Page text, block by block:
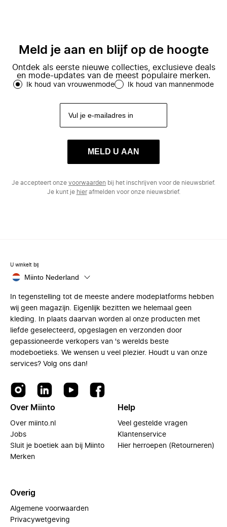
Meld je aan en blijf op de hoogte
Ontdek als eerste nieuwe collecties, exclusieve deals
en mode-updates van de meest populaire merken.
Ik houd van vrouwenmode Ik houd van mannenmode
MELD U AAN
Je accepteert onze voorwaarden bij het inschrijven voor de nieuwsbrief.
Je kunt je hierafmelden voor onze nieuwsbrief.
U winkelt bij
Miinto Nederland
In tegenstelling tot de meeste andere modeplatforms hebben
wij geen magazijn. Eigenlijk bezitten we helemaal geen
kleding. In plaats daarvan worden al onze producten met
liefde geselecteerd, opgeslagen en verzonden door
gepassioneerde verkopers van 's werelds beste
modeboetieks. We wensen u veel plezier. Houdt u van onze
services? Volg ons dan!
Over Miinto
Over miinto.nl
Jobs
Sluit je boetiek aan bij Miinto
Merken
Help
Veel gestelde vragen
Klantenservice
Hier herroepen (Retourneren)
Overig
Algemene voorwaarden
Privacywetgeving